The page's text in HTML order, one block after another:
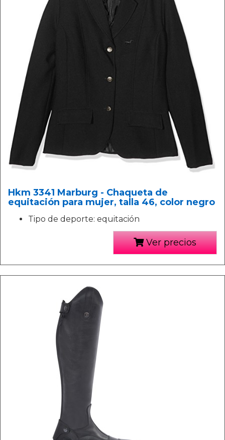
Hkm 3341 Marburg - Chaqueta de
equitación para mujer, talla 46, color negro
Tipo de deporte: equitación
Ver precios